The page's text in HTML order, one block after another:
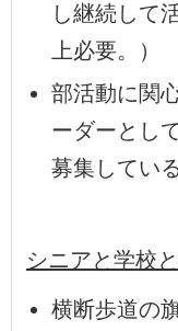
し継続して
上必要。）
部活動に関
ーダーとし
募集している
シニアと学校
横断歩道の